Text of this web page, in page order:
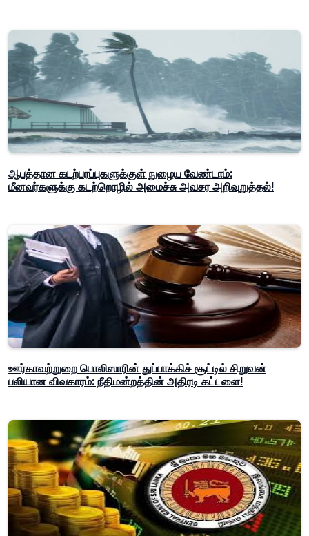
ஆபத்தான கடற்பரப்புகளுக்குள் நுழைய வேண்டாம்:
மீனவர்களுக்கு கடற்றொழில் அமைச்சு அவசர அறிவுறுத்தல்!
ஊர்காவற்றுறை பொலிஸாரின் துப்பாக்கிச் சூட்டில் சிறுவன்
பலியான விவகாரம்: நீதிமன்றத்தின் அதிரடி கட்டளை!